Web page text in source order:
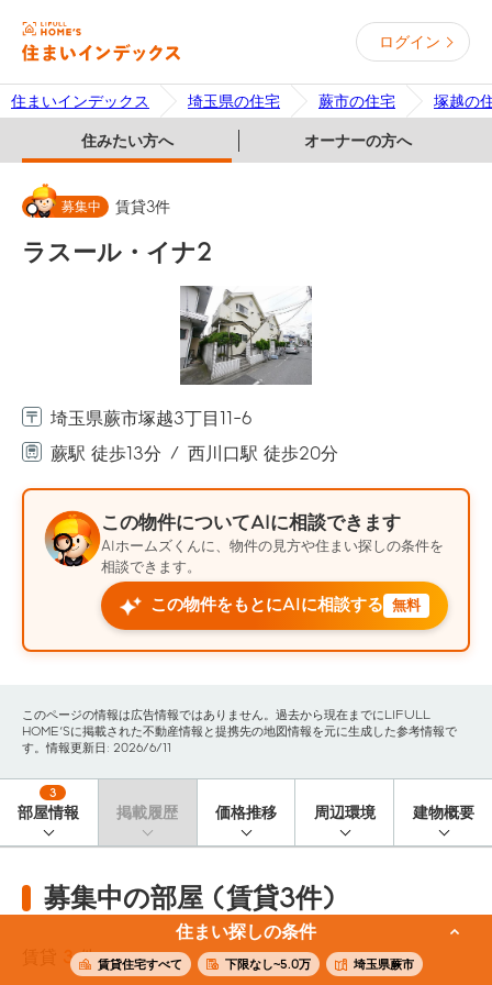
ログイン
住まいインデックス 埼玉県の住宅 蕨市の住宅 塚越の
住みたい方へ オーナーの方へ
住まい探しの条件
賃貸住宅すべて 下限なし~5.0万 埼玉県蕨市
募集中 賃貸3件
ラスール・イナ2
埼玉県蕨市塚越3丁目11-6
蕨駅 徒歩13分
西川口駅 徒歩20分
この物件についてAIに相談できます
AIホームズくんに、物件の見方や住まい探しの条件を
相談できます。
この物件をもとにAIに相談する 無料
このページの情報は広告情報ではありません。過去から現在までにLIFULL
HOME'Sに掲載された不動産情報と提携先の地図情報を元に生成した参考情報で
す。情報更新日: 2026/6/11
部屋情報
3
掲載履歴 価格推移 周辺環境 建物概要
募集中の部屋 (賃貸3件)
3 件